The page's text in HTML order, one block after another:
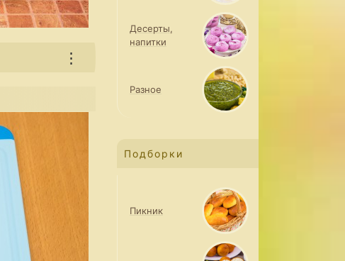
⋮
Десерты,
напитки
Разное
Подборки
Пикник